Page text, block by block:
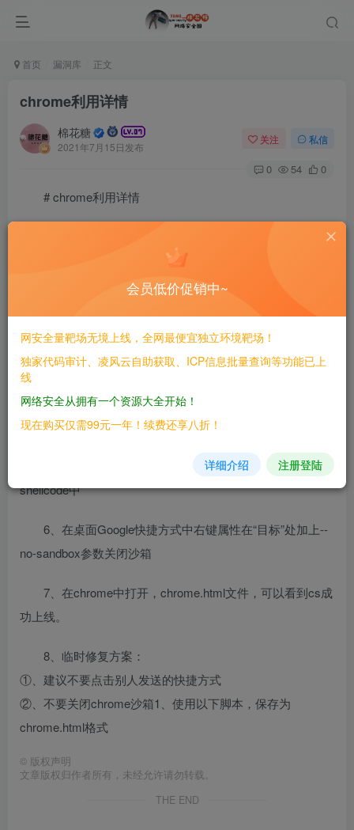
首页 漏洞库 正文
chrome利用详情
棉花糖
2021年7月15日发布
关注 私信
0 54 0
# chrome利用详情
https的相对稳定，这里使用http
3、使用cs生成payload，监听器选择上一步生成的，输
出选择C，然后勾选上X64 payload。
4、打开生成的payload取出 shellcode 部分 使用全局替
换功能将“\”为改为 “,0”。
5、将替换好的shellcode拿出来放入到chrome.html中的
shellcode中
6、在桌面Google快捷方式中右键属性在“目标”处加上--
no-sandbox参数关闭沙箱
7、在chrome中打开，chrome.html文件，可以看到cs成
功上线。
8、临时修复方案：
①、建议不要点击别人发送的快捷方式
②、不要关闭chrome沙箱1、使用以下脚本，保存为
chrome.html格式
© 版权声明
文章版权归作者所有，未经允许请勿转载。
THE END
会员低价促销中~
网安全量靶场无境上线，全网最便宜独立环境靶场！
独家代码审计、凌风云自助获取、ICP信息批量查询等功能已上
线
网络安全从拥有一个资源大全开始！
现在购买仅需99元一年！续费还享八折！
详细介绍 注册登陆